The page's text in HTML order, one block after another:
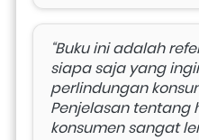
“Buku ini adalah
siapa saja yang
perlindungan
Penjelasan tentang
konsumen sangat